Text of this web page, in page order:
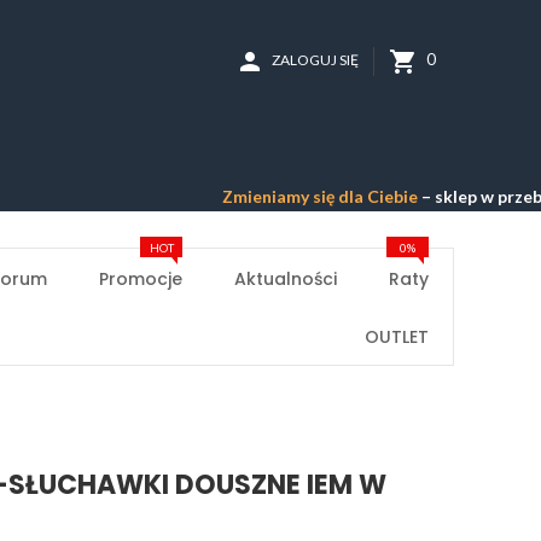
shopping_cart 0
person ZALOGUJ SIĘ
Zmieniamy się dla Ciebie– sklep w przebudowie
Promocje
HOT
Aktualności Raty
0%
OUTLET
DOUSZNE IEM W